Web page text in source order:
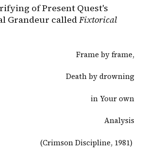
of Present Quest's
Grandeur called Fixtorical
Frame by frame,
Death by drowning
in Your own
Analysis
(Crimson Discipline, 1981)